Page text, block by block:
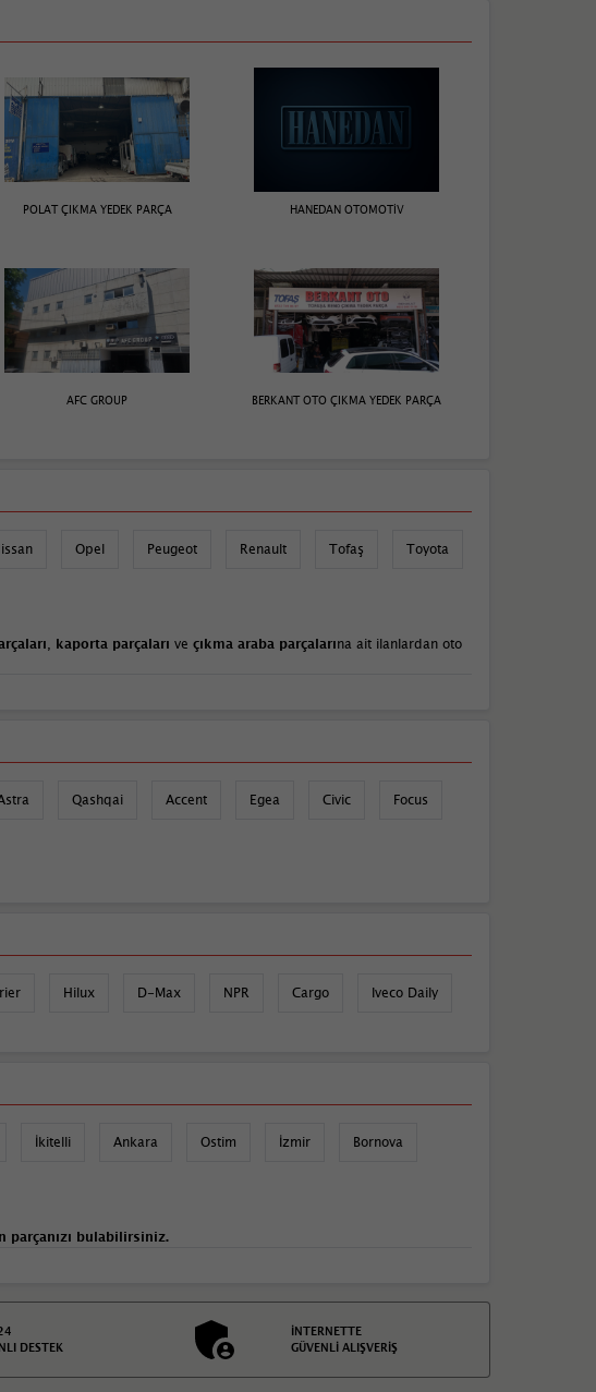
POLAT ÇIKMA YEDEK PARÇA HANEDAN OTOMOTİV
AFC GROUP BERKANT OTO ÇIKMA YEDEK PARÇA
Opel Peugeot Renault Tofaş Toyota
, kaporta parçaları ve çıkma araba parçalarına ait ilanlardan oto
Qashqai Accent Egea Civic Focus
Hilux D-Max NPR Cargo Iveco Daily
İkitelli Ankara Ostim İzmir Bornova
parçanızı bulabilirsiniz.
DESTEK
İNTERNETTE
GÜVENLİ ALIŞVERİŞ